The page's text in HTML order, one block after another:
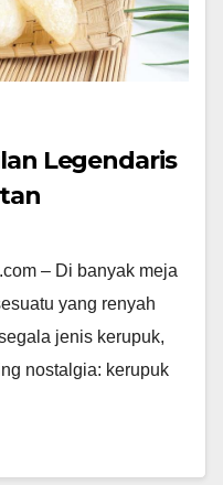
Legendaris
– Di banyak meja
yang renyah
jenis kerupuk,
nostalgia: kerupuk